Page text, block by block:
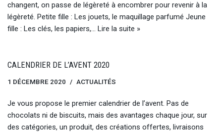
changent, on passe de légèreté à encombrer pour revenir à la
légèreté. Petite fille : Les jouets, le maquillage parfumé Jeune
fille : Les clés, les papiers,… Lire la suite »
CALENDRIER DE L’AVENT 2020
1 DÉCEMBRE 2020 ACTUALITÉS
Je vous propose le premier calendrier de l’avent. Pas de
chocolats ni de biscuits, mais des avantages chaque jour, sur
des catégories, un produit, des créations offertes, livraisons